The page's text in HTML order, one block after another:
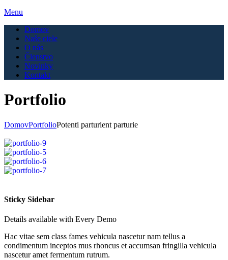
Menu
Domov
Naše ciele
O nás
Členstvo
Novinky
Kontakt
Portfolio
DomovPortfolioPotenti parturient parturie
Sticky Sidebar
Details available with Every Demo
Hac vitae sem class fames vehicula nascetur nam tellus a
condimentum inceptos mus rhoncus et accumsan fringilla vehicula
nascetur amet fermentum rutrum.